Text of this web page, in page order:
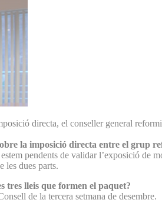
directa, el conseller general
la imposició directa entre el grup
pendents de validar l’exposició
les dues parts.
tres lleis que formen el paquet?
de la tercera setmana de desembre.